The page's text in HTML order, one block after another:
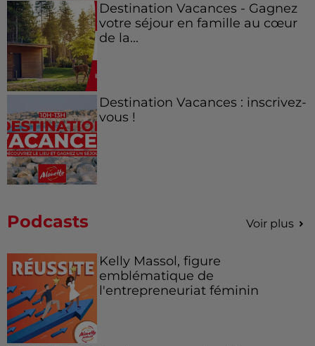
Destination Vacances - Gagnez
votre séjour en famille au cœur
de la...
Destination Vacances : inscrivez-
vous !
Podcasts Voir plus
Kelly Massol, figure
emblématique de
l'entrepreneuriat féminin